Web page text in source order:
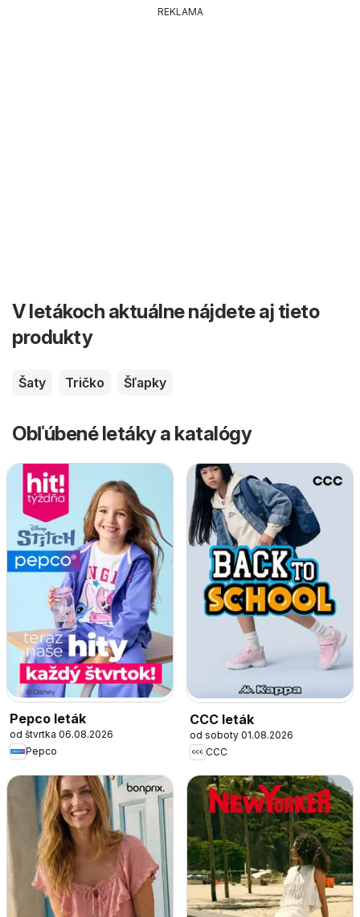
REKLAMA
V letákoch aktuálne nájdete aj tieto
produkty
Šaty Tričko Šľapky
Obľúbené letáky a katalógy
Pepco leták
od štvrtka 06.08.2026
Pepco
CCC leták
od soboty 01.08.2026
CCC